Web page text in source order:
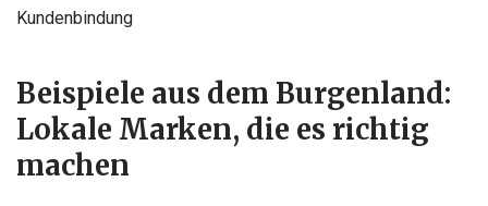
Kundenbindung
Beispiele aus dem Burgenland:
Lokale Marken, die es richtig
machen